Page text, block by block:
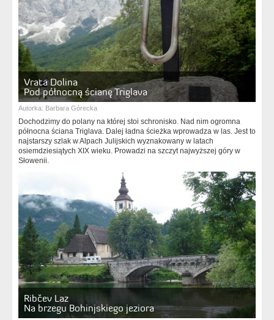
Vrata Dolina
Pod północną ścianę Triglava
Autorka: Barbara Górecka
Dochodzimy do polany na której stoi schronisko. Nad nim ogromna
północna ściana Triglava. Dalej ładna ścieżka wprowadza w las. Jest to
najstarszy szlak w Alpach Julijskich wyznakowany w latach
osiemdziesiątych XIX wieku. Prowadzi na szczyt najwyższej góry w
Słowenii.
Ribčev Laz
Na brzegu Bohinjskiego jeziora